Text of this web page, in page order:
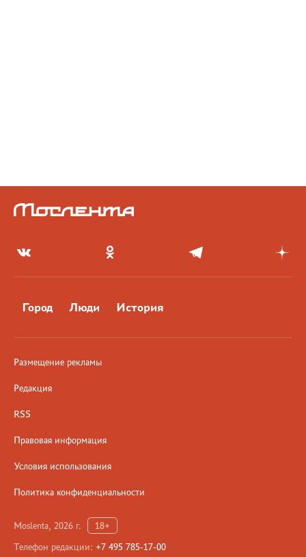
Город Люди История
Размещение рекламы
Редакция
RSS
Правовая информация
Условия использования
Политика конфиденциальности
Moslenta, 2026 г.
18+
Телефон редакции: +7 495 785-17-00